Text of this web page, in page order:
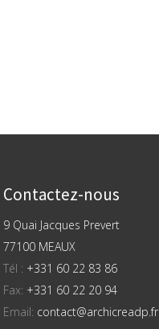
Contactez-nous
9 Quai Jacques Prevert
77100 MEAUX
Tél : +331 60 22 83 86
Fax: +331 60 22 20 94
Email: contact@archicreadp.fr